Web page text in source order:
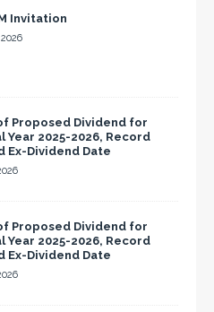
Invitation
Proposed Dividend for
Year 2025-2026, Record
Ex-Dividend Date
Proposed Dividend for
Year 2025-2026, Record
Ex-Dividend Date